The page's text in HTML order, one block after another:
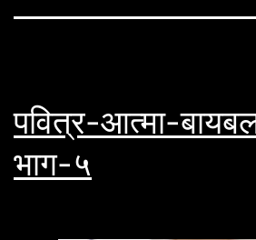
पवित्र-आत्मा-
भाग-५